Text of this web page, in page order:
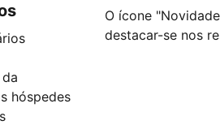
hóspedes
O ícone
destacar-se nos